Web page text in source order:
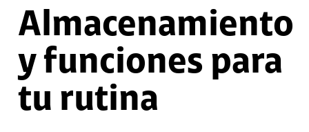
Almacenamiento
y funciones para
tu rutina